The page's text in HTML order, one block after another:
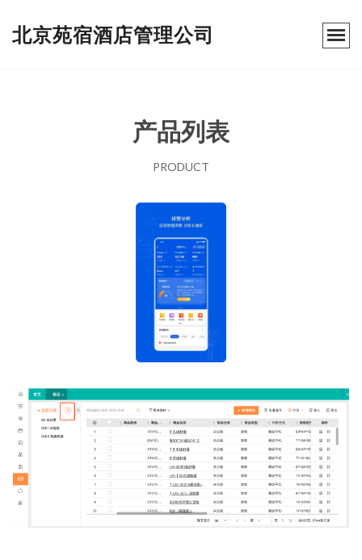
北京苑宿酒店管理公司
产品列表
PRODUCT